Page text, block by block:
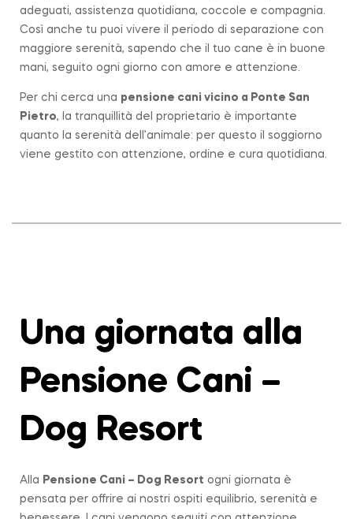
adeguati, assistenza quotidiana, coccole e compagnia.
Così anche tu puoi vivere il periodo di separazione con
maggiore serenità, sapendo che il tuo cane è in buone
mani, seguito ogni giorno con amore e attenzione.
Per chi cerca una pensione cani vicino a Ponte San
Pietro, la tranquillità del proprietario è importante
quanto la serenità dell’animale: per questo il soggiorno
viene gestito con attenzione, ordine e cura quotidiana.
Una giornata alla
Pensione Cani –
Dog Resort
Alla Pensione Cani – Dog Resort ogni giornata è
pensata per offrire ai nostri ospiti equilibrio, serenità e